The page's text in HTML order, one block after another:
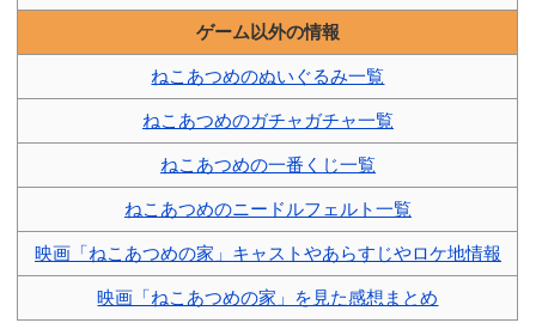
ゲーム以外の情報
ねこあつめのぬいぐるみ一覧
ねこあつめのガチャガチャ一覧
ねこあつめの一番くじ一覧
ねこあつめのニードルフェルト一覧
映画「ねこあつめの家」キャストやあらすじやロケ地情報
映画「ねこあつめの家」を見た感想まとめ